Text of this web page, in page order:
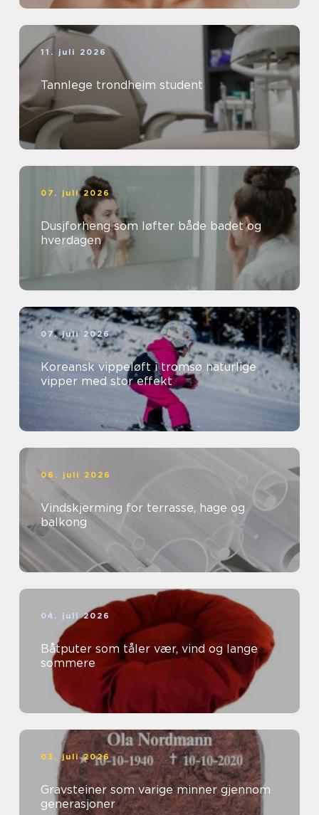
11. juli 2026
Tannlege trondheim student
07. juli 2026
Dusjforheng som løfter både badet og
hverdagen
07. juli 2026
Koreansk vippeløft i tromsø naturlige
vipper med stor effekt
06. juli 2026
Vindskjerming for terrasse, hage og
balkong
04. juli 2026
Båtputer som tåler vær, vind og lange
sommere
03. juli 2026
Gravsteiner som varige minner gjennom
generasjoner